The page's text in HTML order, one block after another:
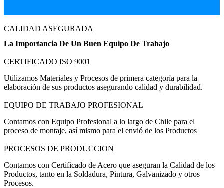
CALIDAD ASEGURADA
La Importancia De Un Buen Equipo De Trabajo
CERTIFICADO ISO 9001
Utilizamos Materiales y Procesos de primera categoría para la
elaboración de sus productos asegurando calidad y durabilidad.
EQUIPO DE TRABAJO PROFESIONAL
Contamos con Equipo Profesional a lo largo de Chile para el
proceso de montaje, así mismo para el envió de los Productos
PROCESOS DE PRODUCCION
Contamos con Certificado de Acero que aseguran la Calidad de los
Productos, tanto en la Soldadura, Pintura, Galvanizado y otros
Procesos.